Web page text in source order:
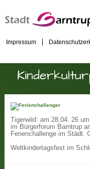
Impressum
Tigerwild: am 28.04. 26
im Bürgerforum Barntrup
Ferienchallenge im Städt.
Weltkindertagsfest im